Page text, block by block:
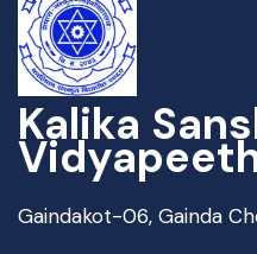
Kalika
Gaindakot-06, Gainda